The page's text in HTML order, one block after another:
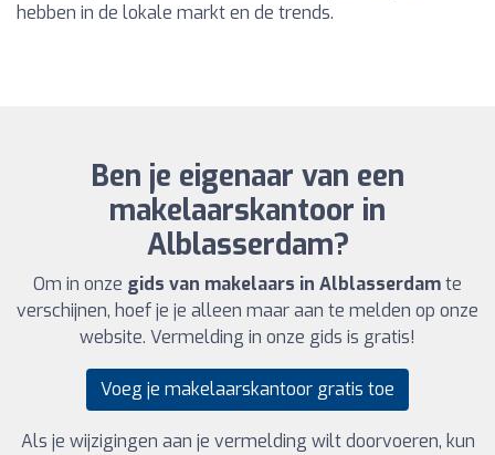
hebben in de lokale markt en de trends.
Ben je eigenaar van een
makelaarskantoor in
Alblasserdam?
Om in onze gids van makelaars in Alblasserdamte
verschijnen, hoef je je alleen maar aan te melden op onze
website. Vermelding in onze gids is gratis!
Voeg je makelaarskantoor gratis toe
Als je wijzigingen aan je vermelding wilt doorvoeren, kun